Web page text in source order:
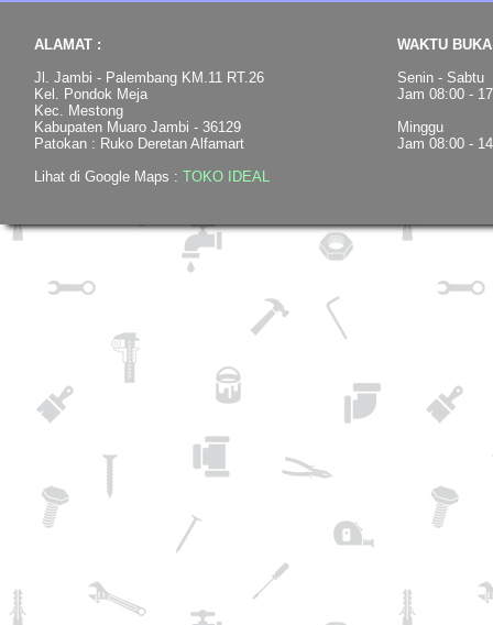
ALAMAT :
Jl. Jambi - Palembang KM.11 RT.26
Kel. Pondok Meja
Kec. Mestong
Kabupaten Muaro Jambi - 36129
Patokan : Ruko Deretan Alfamart
Lihat di Google Maps : TOKO IDEAL
WAKTU
Senin - Sabtu
Jam 08:00 -
Minggu
Jam 08:00 -